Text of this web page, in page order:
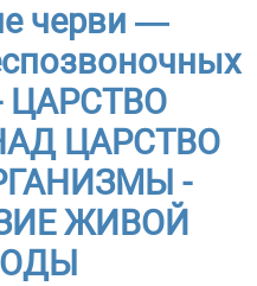
черви —
ЦАРСТВО
ЦАРСТВО
-
ЖИВОЙ